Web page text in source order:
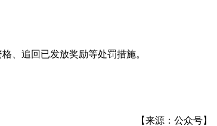
、追回已发放奖励等处罚措施。
【来源：公众号】